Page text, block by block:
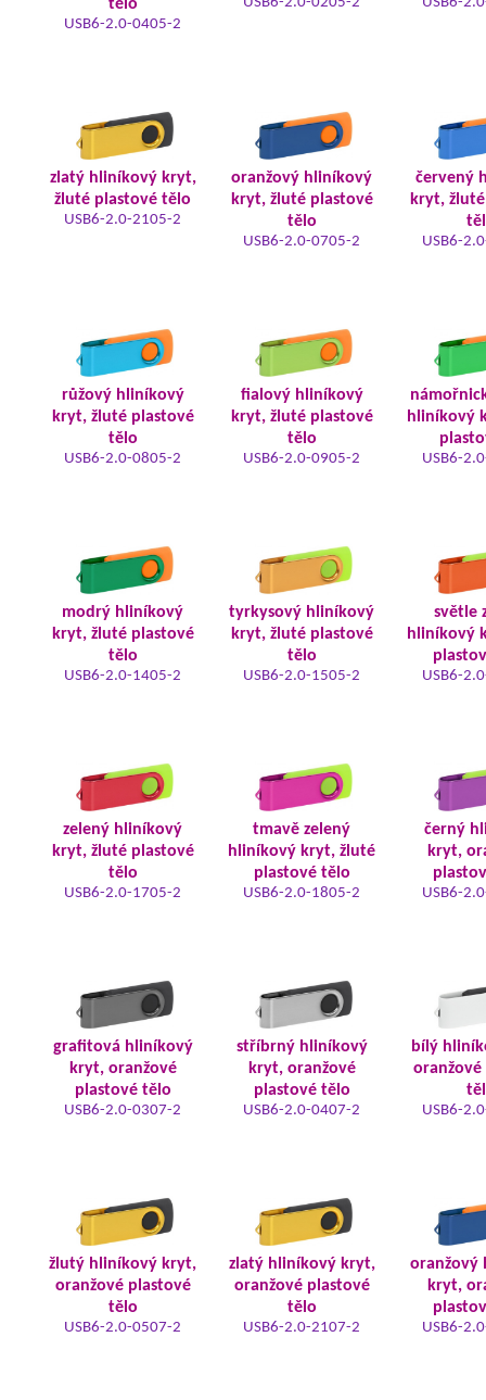
tělo
USB6-2.0-0405-2
zlatý hliníkový kryt,
žluté plastové tělo
USB6-2.0-2105-2
oranžový hliníkový
kryt, žluté plastové
tělo
USB6-2.0-0705-2
červený
kryt,
USB6-
růžový hliníkový
kryt, žluté plastové
tělo
USB6-2.0-0805-2
fialový hliníkový
kryt, žluté plastové
tělo
USB6-2.0-0905-2
hliníkový
USB6-
modrý hliníkový
kryt, žluté plastové
tělo
USB6-2.0-1405-2
tyrkysový hliníkový
kryt, žluté plastové
tělo
USB6-2.0-1505-2
světle
hliníkový
USB6-
zelený hliníkový
kryt, žluté plastové
tělo
USB6-2.0-1705-2
tmavě zelený
hliníkový kryt, žluté
plastové tělo
USB6-2.0-1805-2
černý
kryt,
USB6-
grafitová hliníkový
kryt, oranžové
plastové tělo
USB6-2.0-0307-2
stříbrný hliníkový
kryt, oranžové
plastové tělo
USB6-2.0-0407-2
bílý
oranžové
USB6-
žlutý hliníkový kryt,
oranžové plastové
tělo
USB6-2.0-0507-2
zlatý hliníkový kryt,
oranžové plastové
tělo
USB6-2.0-2107-2
oranžový
kryt,
USB6-